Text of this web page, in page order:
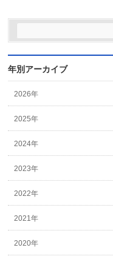
年別アーカイブ
2026年
2025年
2024年
2023年
2022年
2021年
2020年